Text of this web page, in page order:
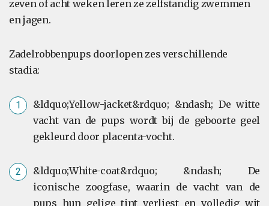
zeven of acht weken leren ze zelfstandig zwemmen
en jagen.
Zadelrobbenpups doorlopen zes verschillende
stadia:
&ldquo;Yellow-jacket&rdquo; &ndash; De witte
vacht van de pups wordt bij de geboorte geel
gekleurd door placenta-vocht.
&ldquo;White-coat&rdquo; &ndash; De
iconische zoogfase, waarin de vacht van de
pups hun gelige tint verliest en volledig wit